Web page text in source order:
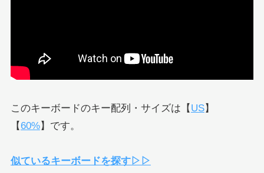
このキーボードのキー配列・サイズは【 US】
【 60%】です。
似ているキーボードを探す▷▷